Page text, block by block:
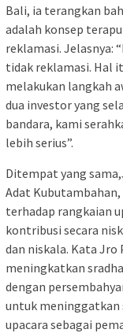
Bali, ia terangkan
adalah konsep
reklamasi. Jelasnya:
tidak reklamasi. Hal
melakukan langkah
dua investor yang
bandara, kami
lebih serius”.
Ditempat yang
Adat
terhadap rangkaian
kontribusi secara
dan niskala. Kata Jro
meningkatkan
dengan
untuk meninggatkan
upacara sebagai